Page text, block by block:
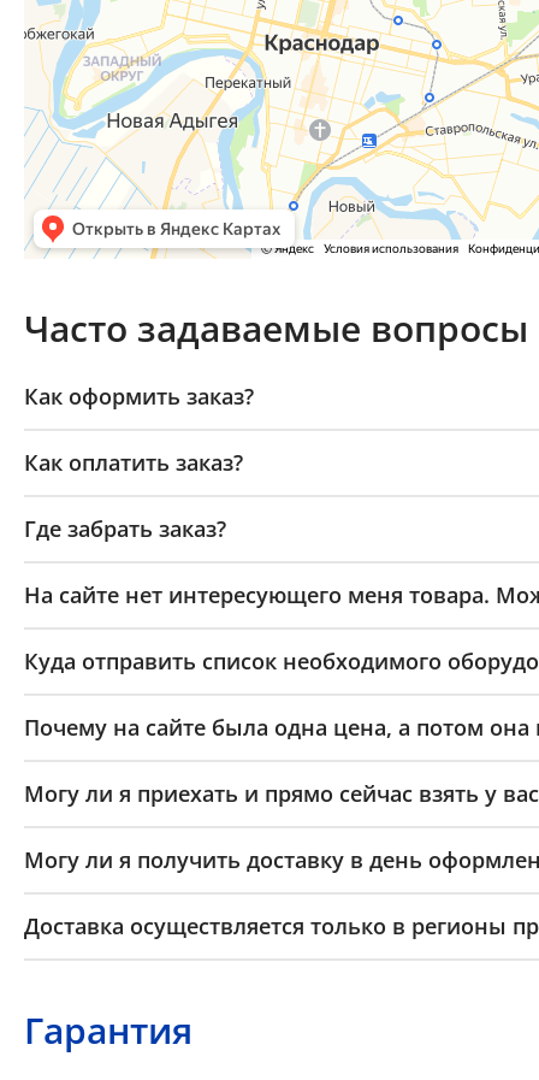
Часто задаваемые вопросы
Как оформить заказ?
Как оплатить заказ?
Где забрать заказ?
На сайте нет интересующего меня товара.
Куда отправить список необходимого
Почему на сайте была одна цена, а потом она
Могу ли я приехать и прямо сейчас взять у
Могу ли я получить доставку в день
Доставка осуществляется только в регионы
Гарантия